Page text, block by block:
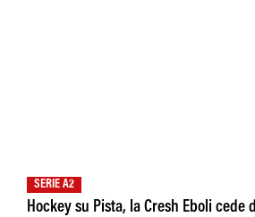
SERIE A2
Hockey su Pista, la Cresh Eboli cede